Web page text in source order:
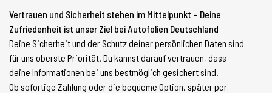
Vertrauen und Sicherheit stehen im Mittelpunkt – Deine
Zufriedenheit ist unser Ziel bei Autofolien Deutschland
Deine Sicherheit und der Schutz deiner persönlichen Daten sind
für uns oberste Priorität. Du kannst darauf vertrauen, dass
deine Informationen bei uns bestmöglich gesichert sind.
Ob sofortige Zahlung oder die bequeme Option, später per